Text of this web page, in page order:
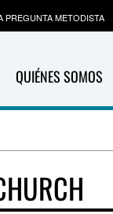
QUIÉNES SOMOS
PREGUNTA METODISTA